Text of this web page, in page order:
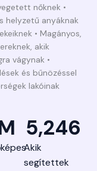
nőknek •
helyzetű anyáknak
• Magányos,
akik
vágynak •
és bűnözéssel
lakóinak
Akik
segítettek
5,246